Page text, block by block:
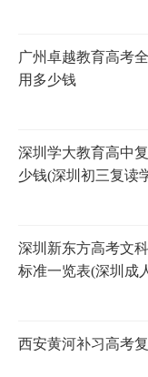
广州卓越教育高考
用多少钱
深圳学大教育高中
少钱(深圳初三复读
深圳新东方高考文
标准一览表(深圳成
西安黄河补习高考